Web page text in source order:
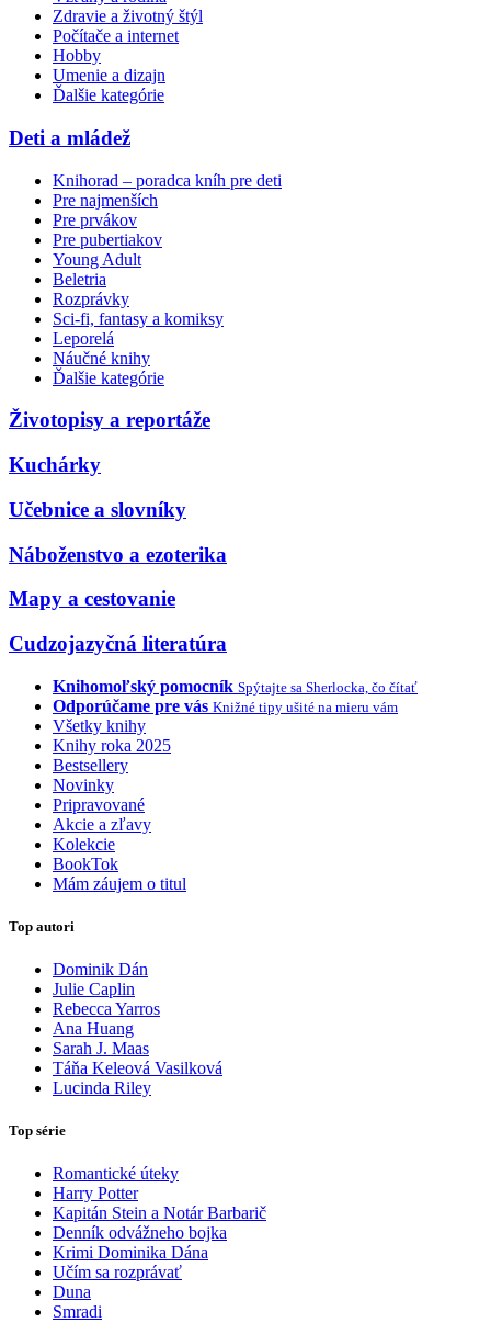
Zdravie a životný štýl
Počítače a internet
Hobby
Umenie a dizajn
Ďalšie kategórie
Deti a mládež
Knihorad – poradca kníh pre deti
Pre najmenších
Pre prvákov
Pre pubertiakov
Young Adult
Beletria
Rozprávky
Sci-fi, fantasy a komiksy
Leporelá
Náučné knihy
Ďalšie kategórie
Životopisy a reportáže
Kuchárky
Učebnice a slovníky
Náboženstvo a ezoterika
Mapy a cestovanie
Cudzojazyčná literatúra
Knihomoľský pomocník Spýtajte sa Sherlocka, čo čítať
Odporúčame pre vás Knižné tipy ušité na mieru vám
Všetky knihy
Knihy roka 2025
Bestsellery
Novinky
Pripravované
Akcie a zľavy
Kolekcie
BookTok
Mám záujem o titul
Top autori
Dominik Dán
Julie Caplin
Rebecca Yarros
Ana Huang
Sarah J. Maas
Táňa Keleová Vasilková
Lucinda Riley
Top série
Romantické úteky
Harry Potter
Kapitán Stein a Notár Barbarič
Denník odvážneho bojka
Krimi Dominika Dána
Učím sa rozprávať
Duna
Smradi